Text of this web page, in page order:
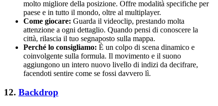
molto migliore della posizione. Offre modalità specifiche per
paese e in tutto il mondo, oltre al multiplayer.
Come giocare: Guarda il videoclip, prestando molta
attenzione a ogni dettaglio. Quando pensi di conoscere la
città, rilascia il tuo segnaposto sulla mappa.
Perché lo consigliamo: È un colpo di scena dinamico e
coinvolgente sulla formula. Il movimento e il suono
aggiungono un intero nuovo livello di indizi da decifrare,
facendoti sentire come se fossi davvero lì.
12. Backdrop